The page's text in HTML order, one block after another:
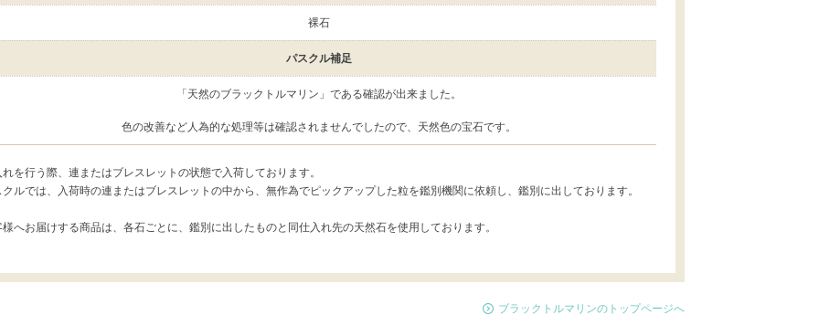
裸石
パスクル補足
「天然のブラックトルマリン」である確認が出来ました。
色の改善など人為的な処理等は確認されませんでしたので、天然色の宝石です。
れを行う際、連またはブレスレットの状態で入荷しております。
クルでは、入荷時の連またはブレスレットの中から、無作為でピックアップした粒を鑑別機関に依頼し、鑑別に出しております。
様へお届けする商品は、各石ごとに、鑑別に出したものと同仕入れ先の天然石を使用しております。
ブラックトルマリンのトップページへ